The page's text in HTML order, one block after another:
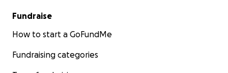
Fundraise
How to start a GoFundMe
Fundraising categories